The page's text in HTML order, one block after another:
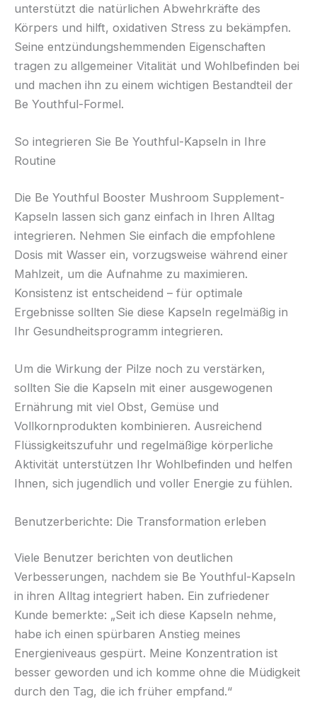
unterstützt die natürlichen Abwehrkräfte des
Körpers und hilft, oxidativen Stress zu bekämpfen.
Seine entzündungshemmenden Eigenschaften
tragen zu allgemeiner Vitalität und Wohlbefinden bei
und machen ihn zu einem wichtigen Bestandteil der
Be Youthful-Formel.
So integrieren Sie Be Youthful-Kapseln in Ihre
Routine
Die Be Youthful Booster Mushroom Supplement-
Kapseln lassen sich ganz einfach in Ihren Alltag
integrieren. Nehmen Sie einfach die empfohlene
Dosis mit Wasser ein, vorzugsweise während einer
Mahlzeit, um die Aufnahme zu maximieren.
Konsistenz ist entscheidend – für optimale
Ergebnisse sollten Sie diese Kapseln regelmäßig in
Ihr Gesundheitsprogramm integrieren.
Um die Wirkung der Pilze noch zu verstärken,
sollten Sie die Kapseln mit einer ausgewogenen
Ernährung mit viel Obst, Gemüse und
Vollkornprodukten kombinieren. Ausreichend
Flüssigkeitszufuhr und regelmäßige körperliche
Aktivität unterstützen Ihr Wohlbefinden und helfen
Ihnen, sich jugendlich und voller Energie zu fühlen.
Benutzerberichte: Die Transformation erleben
Viele Benutzer berichten von deutlichen
Verbesserungen, nachdem sie Be Youthful-Kapseln
in ihren Alltag integriert haben. Ein zufriedener
Kunde bemerkte: „Seit ich diese Kapseln nehme,
habe ich einen spürbaren Anstieg meines
Energieniveaus gespürt. Meine Konzentration ist
besser geworden und ich komme ohne die Müdigkeit
durch den Tag, die ich früher empfand.“